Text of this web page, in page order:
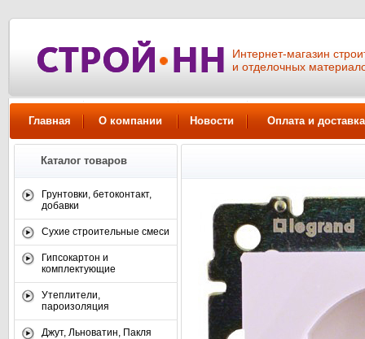
Интернет-магазин
и отделочных
Главная О компании Новости Оплата и доставка
Каталог товаров
Грунтовки, бетоконтакт,
добавки
Сухие строительные смеси
Гипсокартон и
комплектующие
Утеплители,
пароизоляция
Джут, Льноватин, Пакля